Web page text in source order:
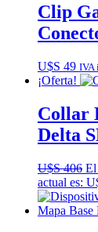
Clip
U$S 49 IVA
¡Oferta!
Collar
Delta
U$S406 El
actual es: